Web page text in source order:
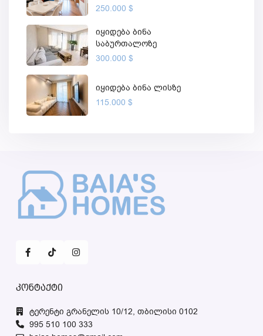
250.000 $
იყიდება ბინა
საბურთალოზე
300.000 $
იყიდება ბინა ლისზე
115.000 $
კონტაქტი
ტერენტი გრანელის 10/12, თბილისი 0102
995 510 100 333